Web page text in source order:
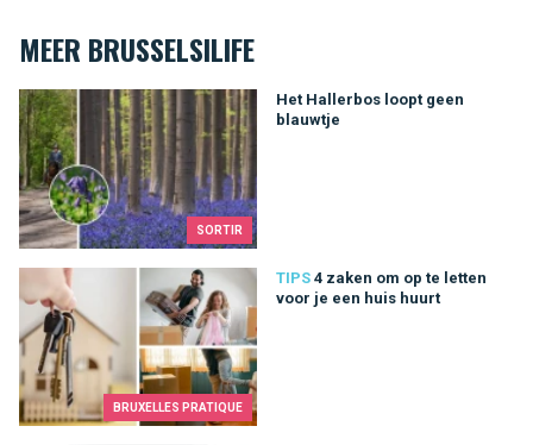
MEER BRUSSELSILIFE
SORTIR
Het Hallerbos loopt geen
blauwtje
Het Hallerbos loopt geen blauwtje
BRUXELLES PRATIQUE
TIPS 4 zaken om op te letten
voor je een huis huurt
4 zaken om op te letten voor je een huis huurt